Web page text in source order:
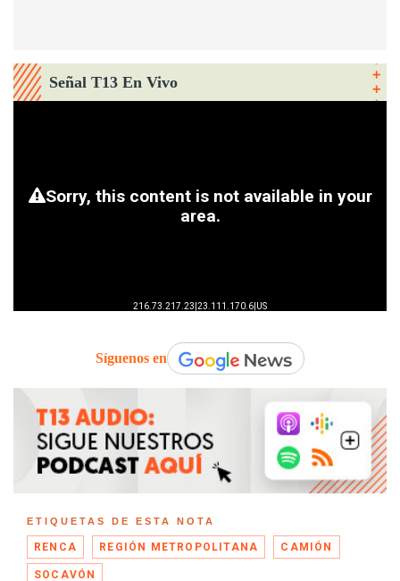
Señal T13 En Vivo
Síguenos en
ETIQUETAS DE ESTA NOTA
RENCA REGIÓN METROPOLITANA CAMIÓN
SOCAVÓN